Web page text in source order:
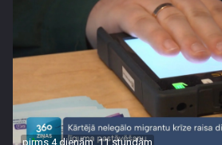
pirms 4 dienām, 11 stundām